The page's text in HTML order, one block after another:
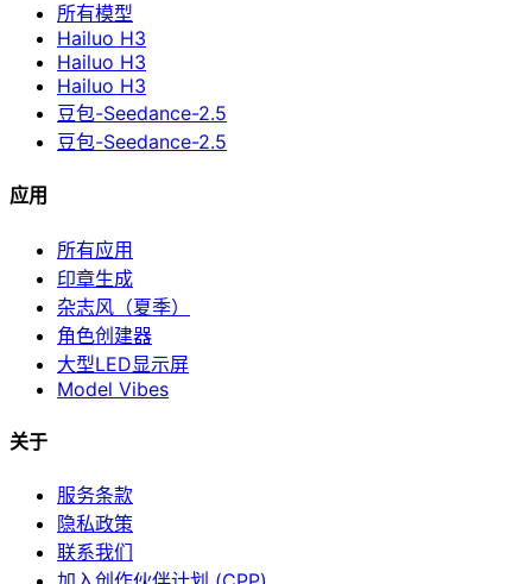
所有模型
Hailuo H3
Hailuo H3
Hailuo H3
豆包-Seedance-2.5
豆包-Seedance-2.5
应用
所有应用
印章生成
杂志风（夏季）
角色创建器
大型LED显示屏
Model Vibes
关于
服务条款
隐私政策
联系我们